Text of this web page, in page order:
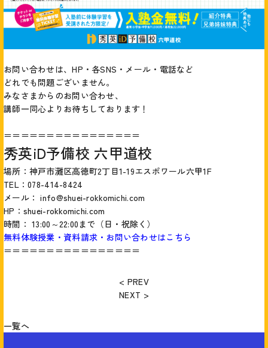
お問い合わせは、HP・各SNS・メール・電話など
どれでも問題ございません。
みなさまからのお問い合わせ、
講師一同心よりお待ちしております！
＝＝＝＝＝＝＝＝＝＝＝＝＝＝＝＝
秀英iD予備校 六甲道校
場所：神戸市灘区高徳町2丁目1-19エスポワール六甲1F
TEL：078-414-8424
メール： info@shuei-rokkomichi.com
HP： shuei-rokkomichi.com
時間： 13:00～22:00まで（日・祝除く）
無料体験授業・資料請求・お問い合わせはこちら
＝＝＝＝＝＝＝＝＝＝＝＝＝＝＝＝
< PREV
NEXT >
一覧へ